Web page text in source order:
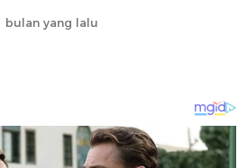
bulan yang lalu